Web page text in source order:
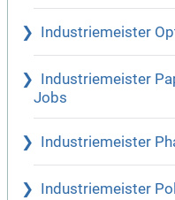
Industriemeister
Industriemeister
Jobs
Industriemeister
Industriemeister